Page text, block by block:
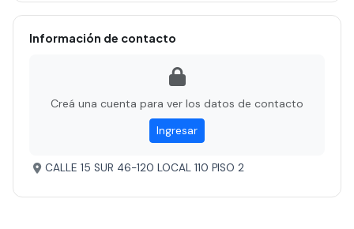
Información de contacto
Creá una cuenta para ver los datos de contacto
Ingresar
CALLE 15 SUR 46-120 LOCAL 110 PISO 2